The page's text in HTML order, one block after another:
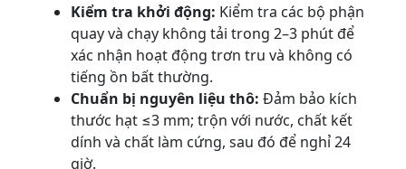
Kiểm tra khởi động: Kiểm tra các bộ phận
quay và chạy không tải trong 2–3 phút để
xác nhận hoạt động trơn tru và không có
tiếng ồn bất thường.
Chuẩn bị nguyên liệu thô: Đảm bảo kích
thước hạt ≤3 mm; trộn với nước, chất kết
dính và chất làm cứng, sau đó để nghỉ 24
giờ.